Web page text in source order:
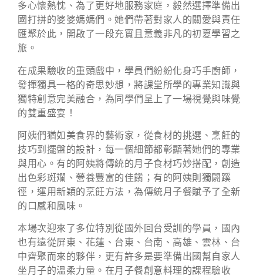
多心懷熱忱、為了更好地服務家庭，毅然選擇準備出
國打拼的婆婆媽媽們。她們帶著對家人的關愛與責任
匯聚於此，開啟了一段充實且意義非凡的初夏學習之
旅。
在成果驗收的重頭戲中，學員們紛紛化身巧手廚師，
發揮獨具一格的奇思妙想，將課堂所學的專業知識與
獨特創意完美融合，為同學們呈上了一場視覺與味覺
的雙重盛宴！
阿姨們猶如美食界的藝術家，從食材的挑選、烹飪的
技巧到擺盤的設計，每一個細節都彰顯著她們的專業
與用心。有的阿姨將傳統的月子食材巧妙搭配，創造
出色彩斑斕、營養豐富的佳餚；有的阿姨則獨闢蹊
徑，運用新穎的烹飪方法，為傳統月子餐賦予了全新
的口感和風味。
本場次迎來了多位特別從國外回台受訓的學員，國內
也有遠從屏東、花蓮、台東、台南、高雄、雲林、台
中齊聚而來的夥伴，更有許多是要準備出國幫自家人
坐月子的溫柔力量。在月子餐創意料理的課程驗收